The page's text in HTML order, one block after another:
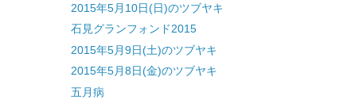
2015年5月10日(日)のツブヤキ
石見グランフォンド2015
2015年5月9日(土)のツブヤキ
2015年5月8日(金)のツブヤキ
五月病